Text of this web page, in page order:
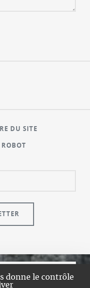
donne le contrôle
DU SITE
ROBOT